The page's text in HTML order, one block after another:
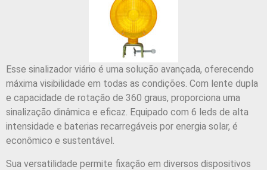
Esse sinalizador viário é uma solução avançada, oferecendo
máxima visibilidade em todas as condições. Com lente dupla
e capacidade de rotação de 360 graus, proporciona uma
sinalização dinâmica e eficaz. Equipado com 6 leds de alta
intensidade e baterias recarregáveis por energia solar, é
econômico e sustentável.
Sua versatilidade permite fixação em diversos dispositivos